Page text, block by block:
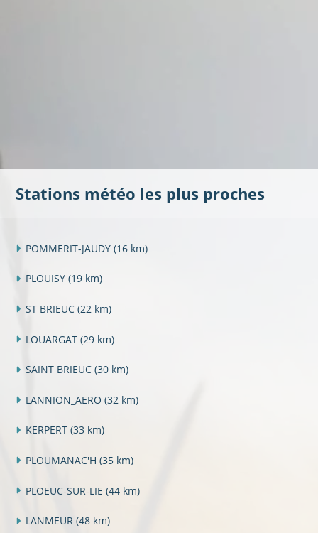
Stations météo les plus proches
POMMERIT-JAUDY (16 km)
PLOUISY (19 km)
ST BRIEUC (22 km)
LOUARGAT (29 km)
SAINT BRIEUC (30 km)
LANNION_AERO (32 km)
KERPERT (33 km)
PLOUMANAC'H (35 km)
PLOEUC-SUR-LIE (44 km)
LANMEUR (48 km)